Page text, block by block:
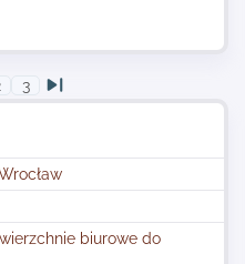
biurowe do
3